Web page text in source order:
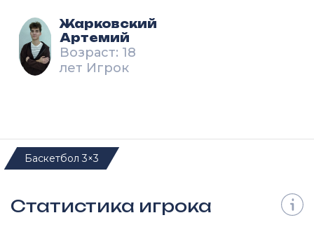
Жарковский
Артемий
Возраст: 18
лет Игрок
Баскетбол 3×3
Статистика игрока